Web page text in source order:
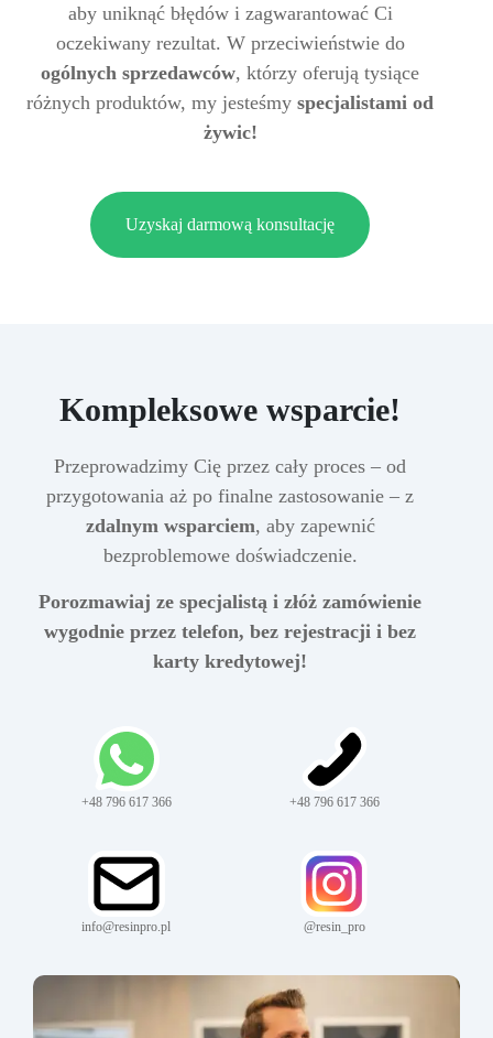
aby uniknąć błędów i zagwarantować Ci
oczekiwany rezultat. W przeciwieństwie do
ogólnych sprzedawców, którzy oferują tysiące
różnych produktów, my jesteśmy specjalistami od
żywic!
Uzyskaj darmową konsultację
Kompleksowe wsparcie!
Przeprowadzimy Cię przez cały proces – od
przygotowania aż po finalne zastosowanie – z
zdalnym wsparciem, aby zapewnić
bezproblemowe doświadczenie.
Porozmawiaj ze specjalistą i złóż zamówienie
wygodnie przez telefon, bez rejestracji i bez
karty kredytowej!
+48 796 617 366 +48 796 617 366
info@resinpro.pl @resin_pro